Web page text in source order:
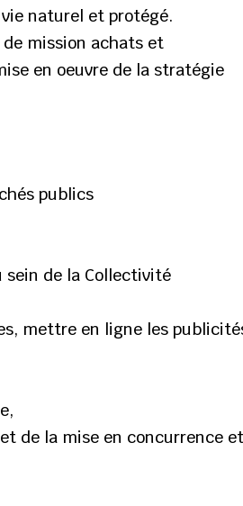
naturel et protégé.
mission achats et
en oeuvre de la stratégie
publics
sein de la Collectivité
mettre en ligne les
de la mise en concurrence et